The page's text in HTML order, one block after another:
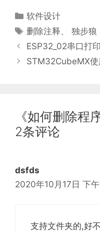
分
类
软件设计
标
签
删除注释、独步狼
ESP32_02串口打
STM32CubeMX
《如何删除程
2条评论
dsfds
2020年10月17日 下
支持文件夹的,好